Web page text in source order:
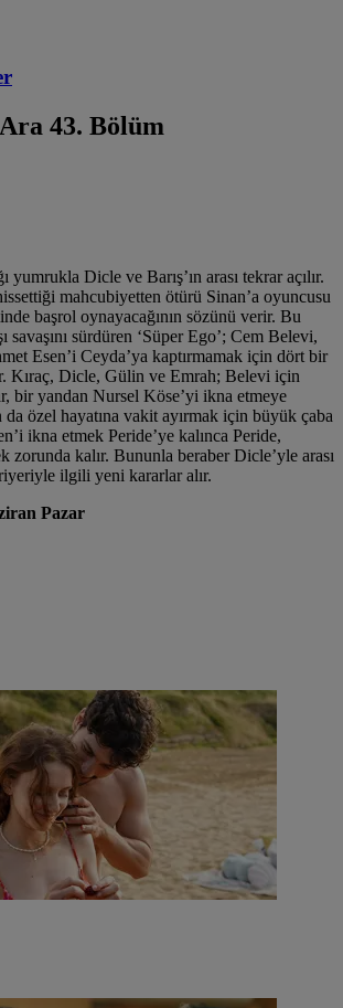
43. Bölüm
yumrukla Dicle ve Barış’ın arası tekrar açılır.
mahcubiyetten ötürü Sinan’a oyuncusu
başrol oynayacağının sözünü verir. Bu
savaşını sürdüren ‘Süper Ego’; Cem Belevi,
Esen’i Ceyda’ya kaptırmamak için dört bir
Kıraç, Dicle, Gülin ve Emrah; Belevi için
bir yandan Nursel Köse’yi ikna etmeye
da özel hayatına vakit ayırmak için büyük çaba
ikna etmek Peride’ye kalınca Peride,
zorunda kalır. Bununla beraber Dicle’yle arası
ilgili yeni kararlar alır.
Pazar